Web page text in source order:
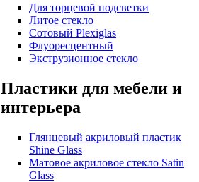
Для торцевой подсветки
Литое стекло
Сотовый Plexiglas
Флуоресцентный
Экструзионное стекло
Пластики для мебели и
интерьера
Глянцевый акриловый пластик
Shine Glass
Матовое акриловое стекло Satin
Glass